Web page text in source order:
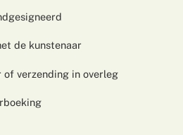
de kunstenaar
verzending in overleg